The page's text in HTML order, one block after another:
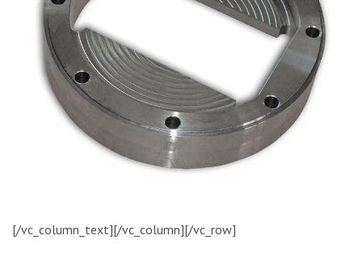
[/vc_column_text][/vc_column][/vc_row]